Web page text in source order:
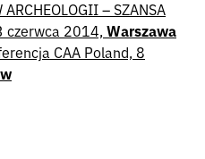
ARCHEOLOGII – SZANSA
czerwca 2014, Warszawa
CAA Poland, 8